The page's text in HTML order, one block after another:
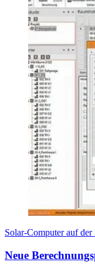
Solar-Computer auf
Neue